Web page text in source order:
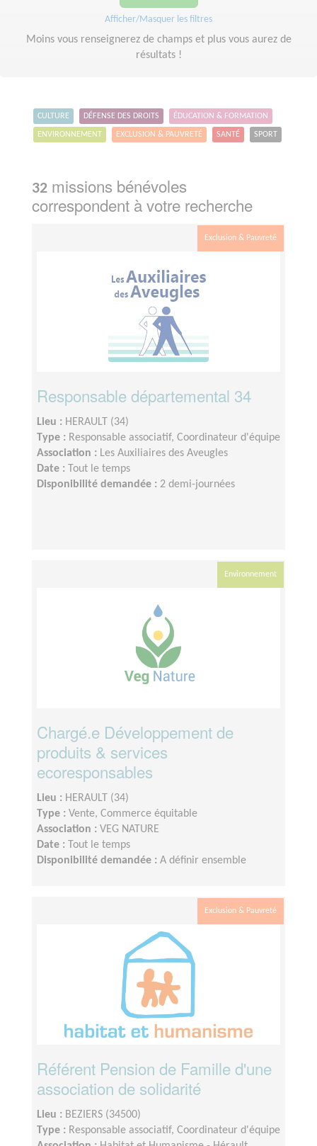
Afficher/Masquer les filtres
Moins vous renseignerez de champs et plus vous aurez de
résultats !
CULTURE DÉFENSE DES DROITS ÉDUCATION & FORMATION
ENVIRONNEMENT EXCLUSION & PAUVRETÉ SANTÉ SPORT
32 missions bénévoles
correspondent à votre recherche
Exclusion & Pauvreté
Responsable départemental 34
Lieu : HERAULT (34)
Type : Responsable associatif, Coordinateur d'équipe
Association : Les Auxiliaires des Aveugles
Date :
Tout le temps
Disponibilité demandée : 2 demi-journées
Environnement
Chargé.e Développement de
produits & services
ecoresponsables
Lieu : HERAULT (34)
Type : Vente, Commerce équitable
Association : VEG NATURE
Date :
Tout le temps
Disponibilité demandée : A définir ensemble
Exclusion & Pauvreté
Référent Pension de Famille d'une
association de solidarité
Lieu : BEZIERS (34500)
Type : Responsable associatif, Coordinateur d'équipe